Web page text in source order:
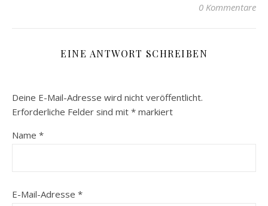
0 Kommentare
EINE ANTWORT SCHREIBEN
Deine E-Mail-Adresse wird nicht veröffentlicht.
Erforderliche Felder sind mit * markiert
Name *
E-Mail-Adresse *